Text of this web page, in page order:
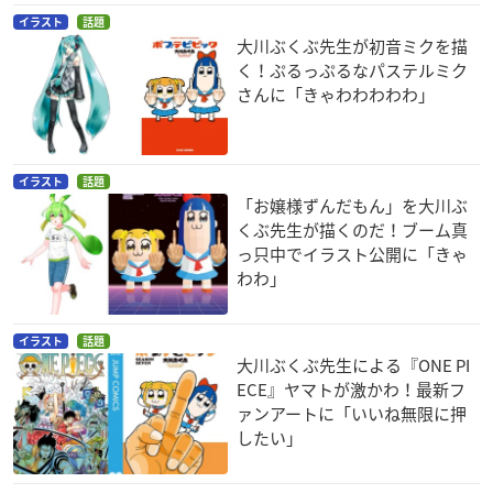
イラスト 話題
大川ぶくぶ先生が初音ミクを描
く！ぷるっぷるなパステルミク
さんに「きゃわわわわわ」
イラスト 話題
「お嬢様ずんだもん」を大川ぶ
くぶ先生が描くのだ！ブーム真
っ只中でイラスト公開に「きゃ
わわ」
イラスト 話題
大川ぶくぶ先生による『ONE PI
ECE』ヤマトが激かわ！最新フ
ァンアートに「いいね無限に押
したい」